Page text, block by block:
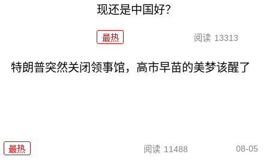
现还是中国好？
最热 阅读 13313
特朗普突然关闭领事馆，高市早苗的美梦该醒了
最热 阅读 11488 08-05